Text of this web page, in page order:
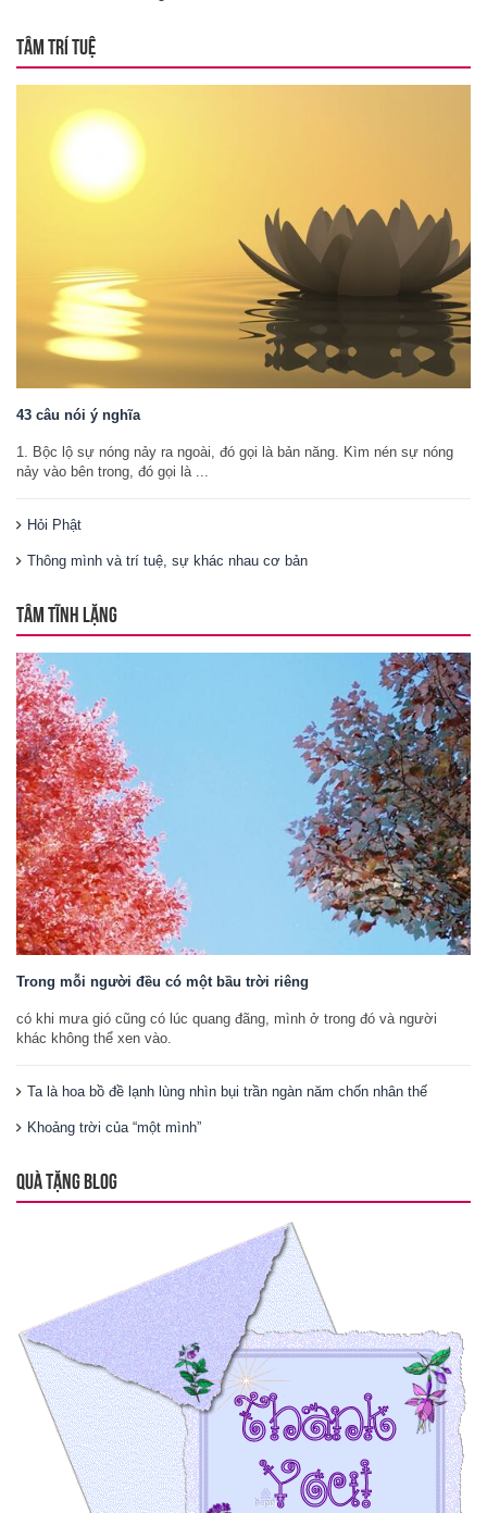
TÂM TRÍ TUỆ
43 câu nói ý nghĩa
1. Bộc lộ sự nóng nảy ra ngoài, đó gọi là bản năng. Kìm nén sự nóng
nảy vào bên trong, đó gọi là ...
Hỏi Phật
Thông mình và trí tuệ, sự khác nhau cơ bản
TÂM TĨNH LẶNG
Trong mỗi người đều có một bầu trời riêng
có khi mưa gió cũng có lúc quang đãng, mình ở trong đó và người
khác không thể xen vào.
Ta là hoa bồ đề lạnh lùng nhìn bụi trần ngàn năm chốn nhân thế
Khoảng trời của “một mình”
QUÀ TẶNG BLOG